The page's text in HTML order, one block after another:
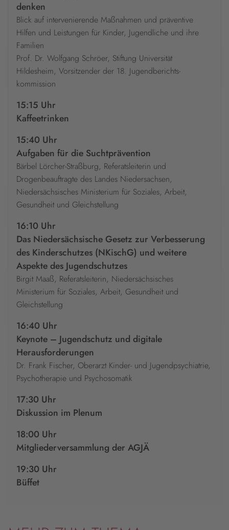
denken
Blick auf intervenierende Maßnahmen und präventive
Hilfen und Leistungen für Kinder, Jugendliche und ihre
Familien
Prof. Dr. Wolfgang Schröer, Stiftung Universität
Hildesheim, Vorsitzender der 18. Jugendberichts-
kommission
15:15 Uhr
Kaffeetrinken
15:40 Uhr
Aufgaben für die Suchtprävention
Bärbel Lörcher-Straßburg, Referatsleiterin und
Drogenbeauftragte des Landes Niedersachsen,
Niedersächsisches Ministerium für Soziales, Arbeit,
Gesundheit und Gleichstellung
16:10 Uhr
Das Niedersächsische Gesetz zur Verbesserung
des Kinderschutzes (NKischG) und weitere
Aspekte des Jugendschutzes
Birgit Maaß, Referatsleiterin, Niedersächsisches
Ministerium für Soziales, Arbeit, Gesundheit und
Gleichstellung
16:40 Uhr
Keynote – Jugendschutz und digitale
Herausforderungen
Dr. Frank Fischer, Oberarzt Kinder- und Jugendpsychiatrie,
Psychotherapie und Psychosomatik
17:30 Uhr
Diskussion im Plenum
18:00 Uhr
Mitgliederversammlung der AGJÄ
19:30 Uhr
Büffet